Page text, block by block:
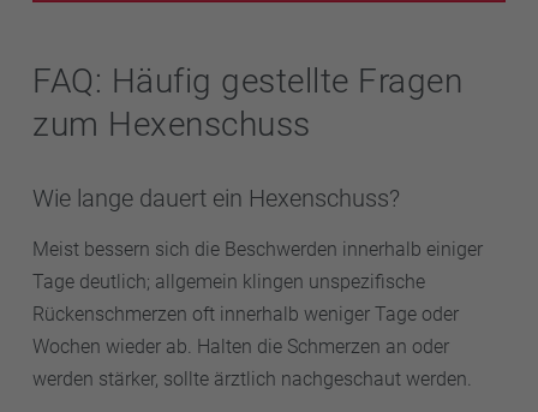
FAQ: Häufig gestellte Fragen
zum Hexenschuss
Wie lange dauert ein Hexenschuss?
Meist bessern sich die Beschwerden innerhalb einiger
Tage deutlich; allgemein klingen unspezifische
Rückenschmerzen oft innerhalb weniger Tage oder
Wochen wieder ab. Halten die Schmerzen an oder
werden stärker, sollte ärztlich nachgeschaut werden.